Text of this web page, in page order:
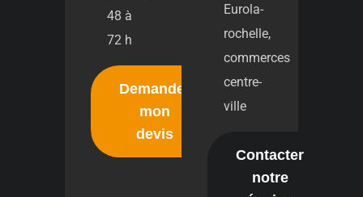
48 à
72 h
Demander
mon
devis
Eurola-
rochelle,
commerces
centre-
ville
Contacter
notre